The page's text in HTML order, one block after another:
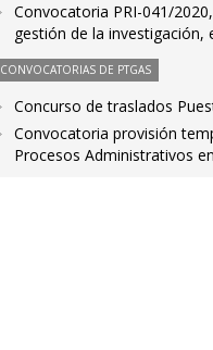
Convocatoria PRI-041/
gestión de la investigación,
CONVOCATORIAS DE PTGAS
Concurso de traslados
Convocatoria provisión
Procesos Administrativos